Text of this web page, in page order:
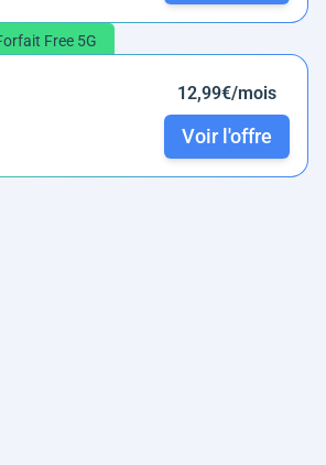
Free 5G
12,99€/mois
Voir l'offre